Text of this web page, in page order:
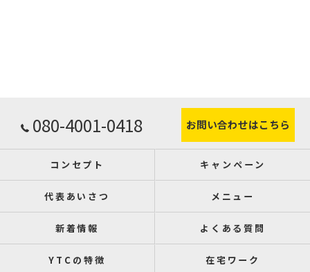
080-4001-0418 お問い合わせはこちら
コンセプト キャンペーン
代表あいさつ メニュー
新着情報 よくある質問
YTCの特徴 在宅ワーク